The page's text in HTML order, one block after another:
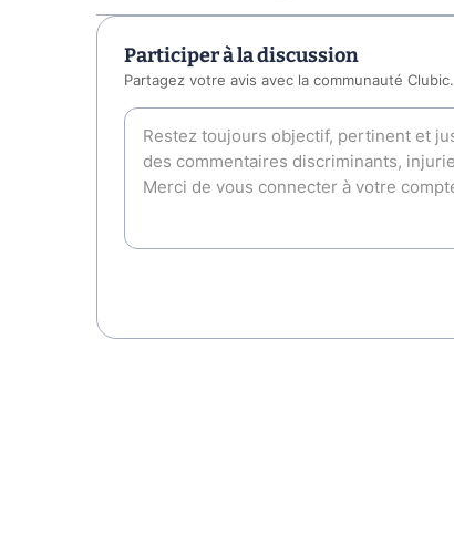
Participer à la discussion
Partagez votre avis avec la communauté Clubic.